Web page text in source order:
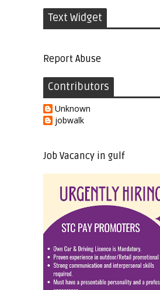
Text Widget
Report Abuse
Contributors
Unknown
jobwalk
Job Vacancy in gulf